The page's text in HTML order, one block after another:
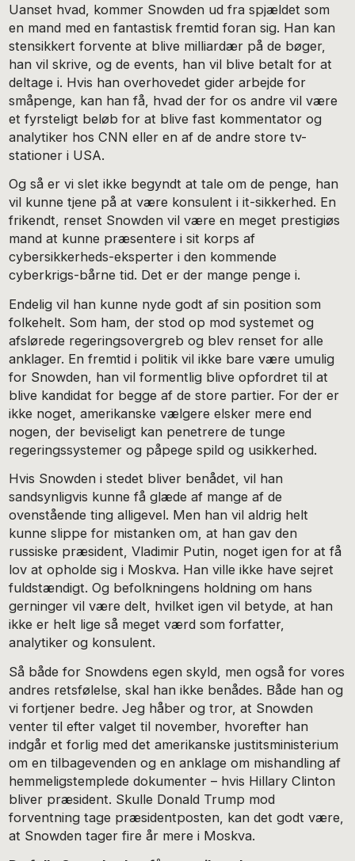
Uanset hvad, kommer Snowden ud fra spjældet som
en mand med en fantastisk fremtid foran sig. Han kan
stensikkert forvente at blive milliardær på de bøger,
han vil skrive, og de events, han vil blive betalt for at
deltage i. Hvis han overhovedet gider arbejde for
småpenge, kan han få, hvad der for os andre vil være
et fyrsteligt beløb for at blive fast kommentator og
analytiker hos CNN eller en af de andre store tv-
stationer i USA.
Og så er vi slet ikke begyndt at tale om de penge, han
vil kunne tjene på at være konsulent i it-sikkerhed. En
frikendt, renset Snowden vil være en meget prestigiøs
mand at kunne præsentere i sit korps af
cybersikkerheds-eksperter i den kommende
cyberkrigs-bårne tid. Det er der mange penge i.
Endelig vil han kunne nyde godt af sin position som
folkehelt. Som ham, der stod op mod systemet og
afslørede regeringsovergreb og blev renset for alle
anklager. En fremtid i politik vil ikke bare være umulig
for Snowden, han vil formentlig blive opfordret til at
blive kandidat for begge af de store partier. For der er
ikke noget, amerikanske vælgere elsker mere end
nogen, der beviseligt kan penetrere de tunge
regeringssystemer og påpege spild og usikkerhed.
Hvis Snowden i stedet bliver benådet, vil han
sandsynligvis kunne få glæde af mange af de
ovenstående ting alligevel. Men han vil aldrig helt
kunne slippe for mistanken om, at han gav den
russiske præsident, Vladimir Putin, noget igen for at få
lov at opholde sig i Moskva. Han ville ikke have sejret
fuldstændigt. Og befolkningens holdning om hans
gerninger vil være delt, hvilket igen vil betyde, at han
ikke er helt lige så meget værd som forfatter,
analytiker og konsulent.
Så både for Snowdens egen skyld, men også for vores
andres retsfølelse, skal han ikke benådes. Både han og
vi fortjener bedre. Jeg håber og tror, at Snowden
venter til efter valget til november, hvorefter han
indgår et forlig med det amerikanske justitsministerium
om en tilbagevenden og en anklage om mishandling af
hemmeligstemplede dokumenter – hvis Hillary Clinton
bliver præsident. Skulle Donald Trump mod
forventning tage præsidentposten, kan det godt være,
at Snowden tager fire år mere i Moskva.